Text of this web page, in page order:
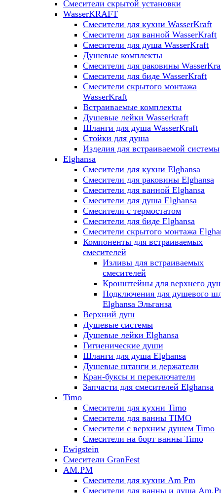
Смесители скрытой установки
WasserKRAFT
Смесители для кухни WasserKraft
Смесители для ванной WasserKraft
Смесители для душа WasserKraft
Душевые комплекты
Смесители для раковины
Смесители для биде WasserKraft
Смесители скрытого монтажа
WasserKraft
Встраиваемые комплекты
Душевые лейки Wasserkraft
Шланги для душа WasserKraft
Стойки для душа
Изделия для встраиваемой системы
Elghansa
Смесители для кухни Elghansa
Смесители для раковины Elghansa
Смесители для ванной Elghansa
Смесители для душа Elghansa
Смесители с термостатом
Смесители для биде Elghansa
Смесители скрытого монтажа
Компоненты для встраиваемых
смесителей
Изливы для встраиваемых
смесителей
Кронштейны для верхнего
Подключения для душевого
Elghansa Эльганза
Верхний душ
Душевые системы
Душевые лейки Elghansa
Гигиенические души
Шланги для душа Elghansa
Душевые штанги и держатели
Кран-буксы и переключатели
Запчасти для смесителей Elghansa
Timo
Смесители для кухни Timo
Смесители для ванны TIMO
Смесители с верхним душем Timo
Смесители на борт ванны Timo
Ewigstein
Смесители GranFest
AM.PM
Смесители для кухни Am Pm
Смесители для ванны и душа